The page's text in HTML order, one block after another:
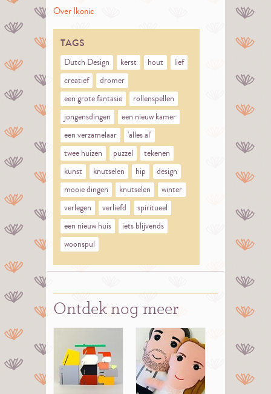
Over Ikonic
TAGS
Dutch Design kerst hout
lief
creatief
dromer
een grote fantasie
rollenspellen
jongensdingen
een nieuw kamer
een verzamelaar
'alles al'
twee huizen
puzzel
tekenen
kunst
knutselen hip
design
mooie dingen
knutselen
winter
verlegen
verliefd
spiritueel
een nieuw huis
iets blijvends
woonspul
Ontdek nog meer